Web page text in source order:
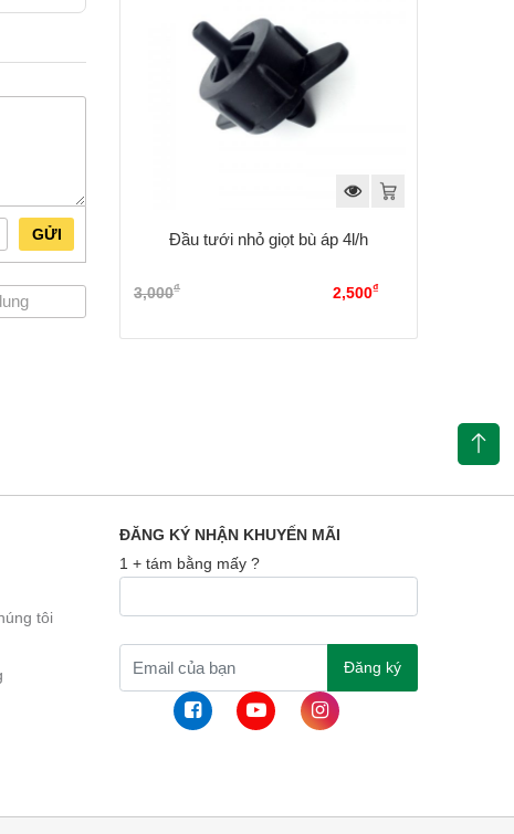
GỬI Đầu tưới nhỏ giọt bù áp 4l/h
3,000₫ Giá gốc là: 3,000₫.2,500₫Giá
tôi
ĐĂNG KÝ NHẬN KHUYẾN MÃI
1 + tám bằng mấy ?